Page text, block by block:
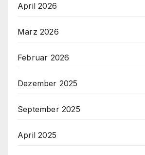
April 2026
März 2026
Februar 2026
Dezember 2025
September 2025
April 2025